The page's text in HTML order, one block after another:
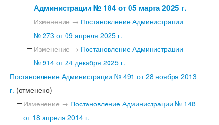
Администрации № 184 от 05 марта 2025 г.
Изменение → Постановление Администрации
№ 273 от 09 апреля 2025 г.
Изменение → Постановление Администрации
№ 914 от 24 декабря 2025 г.
Постановление Администрации № 491 от 28 ноября 2013
г. (отменено)
Изменение → Постановление Администрации № 148
от 18 апреля 2014 г.